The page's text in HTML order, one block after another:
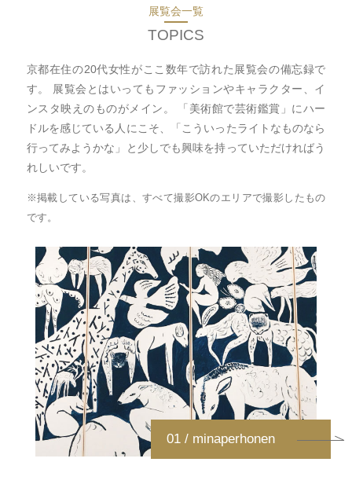
展覧会一覧
TOPICS
京都在住の20代女性がここ数年で訪れた展覧会の備忘録で
す。
展覧会とはいってもファッションやキャラクター、イ
ンスタ映えのものがメイン。
「美術館で芸術鑑賞」にハー
ドルを感じている人にこそ、
「こういったライトなものなら
行ってみようかな」と少しでも興味を持っていただければう
れしいです。
※掲載している写真は、すべて撮影OKのエリアで撮影したもの
です。
01 / minaperhonen